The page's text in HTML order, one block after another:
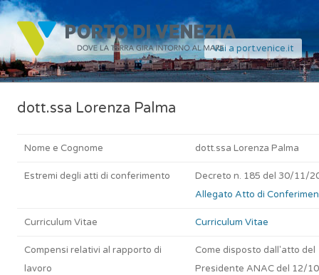
Vai a port.venice.it
dott.ssa Lorenza Palma
Nome e Cognome dott.ssa Lorenza Palma
Estremi degli atti di conferimento
Decreto n. 185 del 30/11/
Allegato Atto di
Curriculum Vitae Curriculum Vitae
Compensi relativi al rapporto di
lavoro
Come disposto dall'atto del
Presidente ANAC del 12/